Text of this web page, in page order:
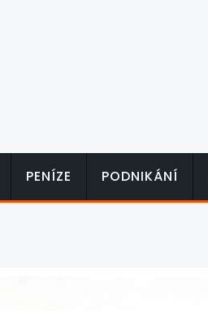
PENÍZE PODNIKÁNÍ